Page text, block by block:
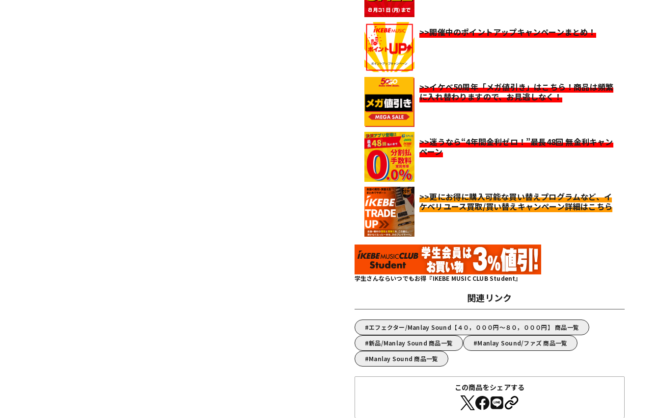
>>開催中のポイントアップキャンペーンまとめ！
>>イケベ50周年「メガ値引き」はこちら！商品は頻繁
に入れ替わりますので、お見逃しなく！
>>迷うなら“4年間金利ゼロ！”最長48回 無金利キャン
ペーン
>>更にお得に購入可能な買い替えプログラムなど、イ
ケベリユース買取/買い替えキャンペーン詳細はこちら
学生さんならいつでもお得『IKEBE MUSIC CLUB Student』
関連リンク
エフェクター/Manlay Sound【４０，０００円～８０，０００円】 商品一覧
新品/Manlay Sound 商品一覧
Manlay Sound/ファズ 商品一覧
Manlay Sound 商品一覧
この商品をシェアする